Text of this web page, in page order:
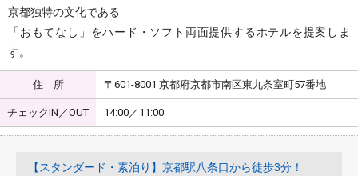
京都独特の文化である
「おもてなし」をハード・ソフト両面提供するホテルを提案しま
す。
住 所 〒601-8001 京都府京都市南区東九条室町57番地
チェックIN／OUT 14:00／11:00
【スタンダード・素泊り】京都駅八条口から徒歩3分！